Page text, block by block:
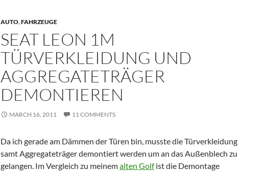
AUTO,FAHRZEUGE
SEAT LEON 1M
TÜRVERKLEIDUNG UND
AGGREGATETRÄGER
DEMONTIEREN
MARCH 16, 2011 11 COMMENTS
Da ich gerade am Dämmen der Türen bin, musste die Türverkleidung
samt Aggregateträger demontiert werden um an das Außenblech zu
gelangen. Im Vergleich zu meinemalten Golfist die Demontage